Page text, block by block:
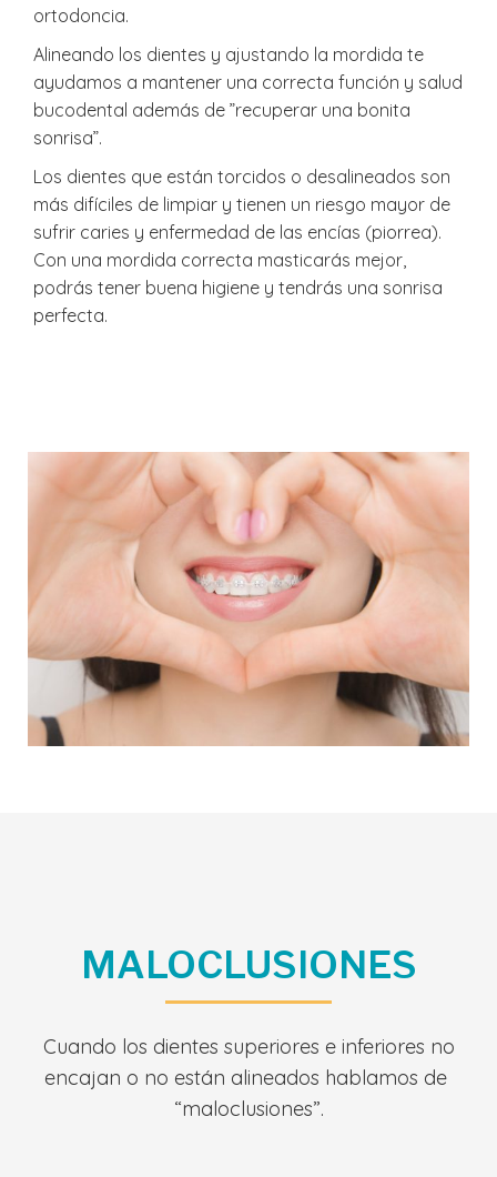
ortodoncia.
Alineando los dientes y ajustando la mordida te
ayudamos a mantener una correcta función y salud
bucodental además de ”recuperar una bonita
sonrisa”.
Los dientes que están torcidos o desalineados son
más difíciles de limpiar y tienen un riesgo mayor de
sufrir caries y enfermedad de las encías (piorrea).
Con una mordida correcta masticarás mejor,
podrás tener buena higiene y tendrás una sonrisa
perfecta.
MALOCLUSIONES
Cuando los dientes superiores e inferiores no
encajan o no están alineados hablamos de
“maloclusiones”.